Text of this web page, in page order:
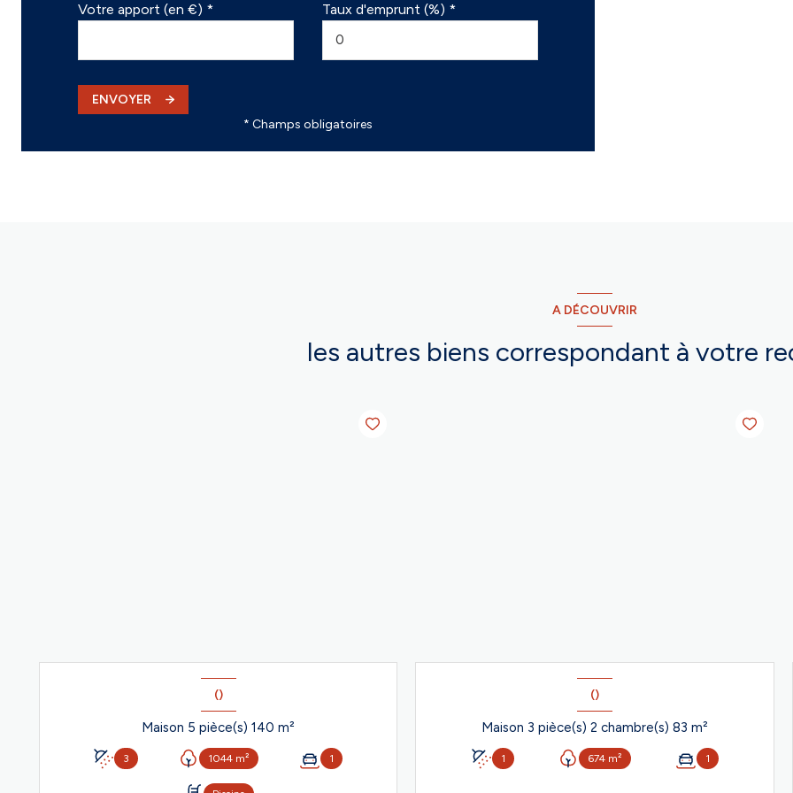
Votre apport (en €) * Taux d'emprunt (%) *
ENVOYER
* Champs obligatoires
A DÉCOUVRIR
les autres biens correspondant à votre
()
Maison 5 pièce(s) 140 m²
3 1044 m² 1
()
Maison 3 pièce(s) 2 chambre(s) 83 m²
1 674 m² 1